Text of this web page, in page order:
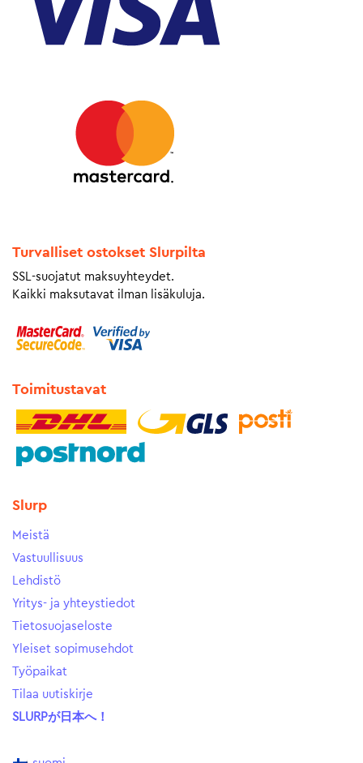
Turvalliset ostokset Slurpilta
SSL-suojatut maksuyhteydet.
Kaikki maksutavat ilman lisäkuluja.
Toimitustavat
Slurp
Meistä
Vastuullisuus
Lehdistö
Yritys- ja yhteystiedot
Tietosuojaseloste
Yleiset sopimusehdot
Työpaikat
Tilaa uutiskirje
SLURPが日本へ！